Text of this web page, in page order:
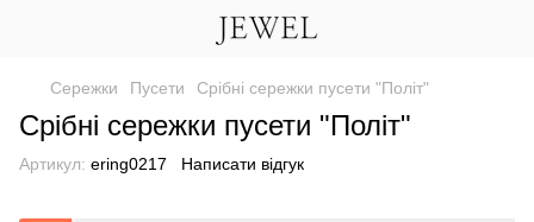
Сережки Пусети Срібні сережки пусети "Політ"
Срібні сережки пусети "Політ"
Артикул: ering0217 Написати відгук